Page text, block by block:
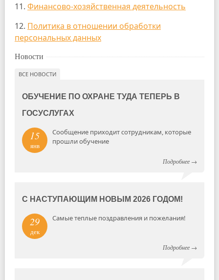
11. Финансово-хозяйственная деятельность
12. Политика в отношении обработки
персональных данных
Новости
ВСЕ НОВОСТИ
ОБУЧЕНИЕ ПО ОХРАНЕ ТУДА ТЕПЕРЬ В
ГОСУСЛУГАХ
15
янв
Сообщение приходит сотрудникам, которые
прошли обучение
Подробнее →
С НАСТУПАЮЩИМ НОВЫМ 2026 ГОДОМ!
29
дек
Самые теплые поздравления и пожелания!
Подробнее →